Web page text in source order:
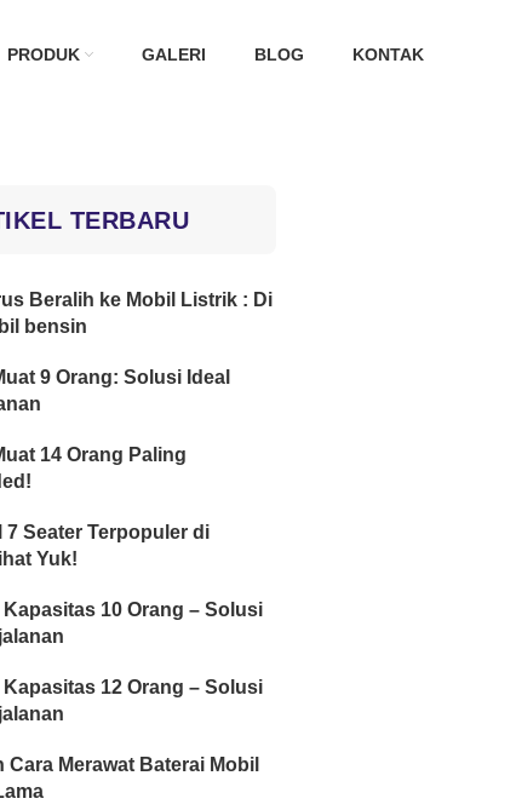
PRODUK GALERI BLOG KONTAK
TERBARU
Beralih ke Mobil Listrik : Di
bensin
9 Orang: Solusi Ideal
14 Orang Paling
7 Seater Terpopuler di
Yuk!
Kapasitas 10 Orang – Solusi
Kapasitas 12 Orang – Solusi
Cara Merawat Baterai Mobil